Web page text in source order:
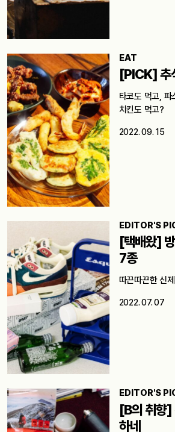
EAT
[PICK] 추
타코도 먹고, 파
치킨도 먹고?
2022. 09. 15
EDITOR'S
[택배왔]
7종
따끈따끈한 신
2022. 07. 07
EDITOR'S
[B의 취향]
하네